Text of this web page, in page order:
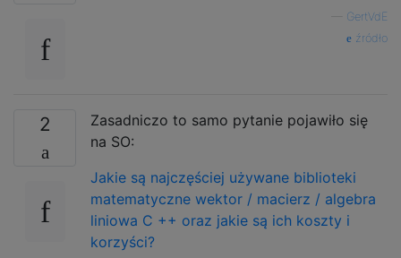
GertVdE
źródło
2
Zasadniczo to samo pytanie pojawiło się
na SO:
Jakie są najczęściej używane biblioteki
matematyczne wektor / macierz / algebra
liniowa C ++ oraz jakie są ich koszty i
korzyści?